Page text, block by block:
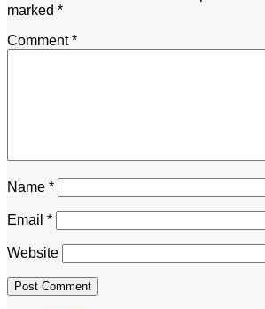
marked *
Comment*
Name *
Email *
Website